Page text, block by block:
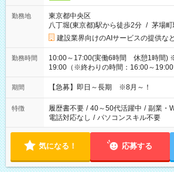
勤務地
東京都中央区
八丁堀(東京都)駅から徒歩2分 / 茅場
建設業界向けのAIサービスの提供な
勤務時間
10:00～17:00(実働6時間 休憩1時間)
19:00（※終わりの時間：16:00～19:00
期間 【急募】即日～長期 ※8月～！
特徴 履歴書不要 / 40～50代活躍中 / 副業・
電話対応なし / パソコンスキル不要
気になる！ 応募する